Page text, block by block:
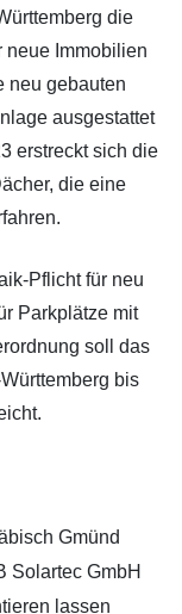
die
neue Immobilien
neu gebauten
ausgestattet
erstreckt sich die
die eine
Pflicht für neu
Parkplätze mit
soll das
bis